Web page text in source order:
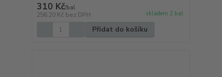
310 Kč/bal
256,20 Kč bez DPH skladem 2 bal
Přidat do košíku